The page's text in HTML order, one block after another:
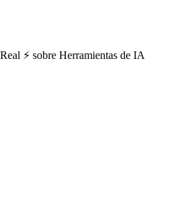
⚡️ sobre Herramientas de IA